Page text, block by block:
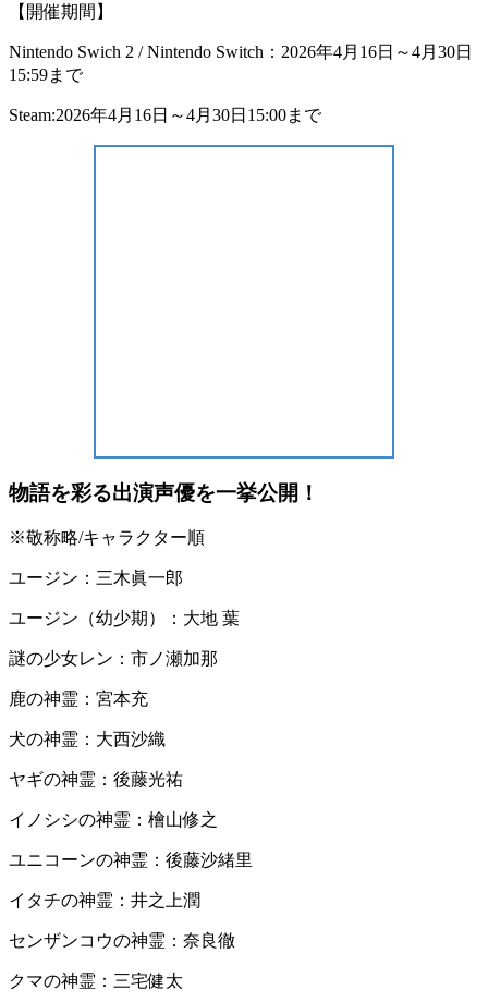
【開催期間】
Nintendo Swich 2 / Nintendo Switch：2026年4月16日～4月30日
15:59まで
Steam:2026年4月16日～4月30日15:00まで
物語を彩る出演声優を一挙公開！
※敬称略/キャラクター順
ユージン：三木眞一郎
ユージン（幼少期）：大地 葉
謎の少女レン：市ノ瀬加那
鹿の神霊：宮本充
犬の神霊：大西沙織
ヤギの神霊：後藤光祐
イノシシの神霊：檜山修之
ユニコーンの神霊：後藤沙緒里
イタチの神霊：井之上潤
センザンコウの神霊：奈良徹
クマの神霊：三宅健太